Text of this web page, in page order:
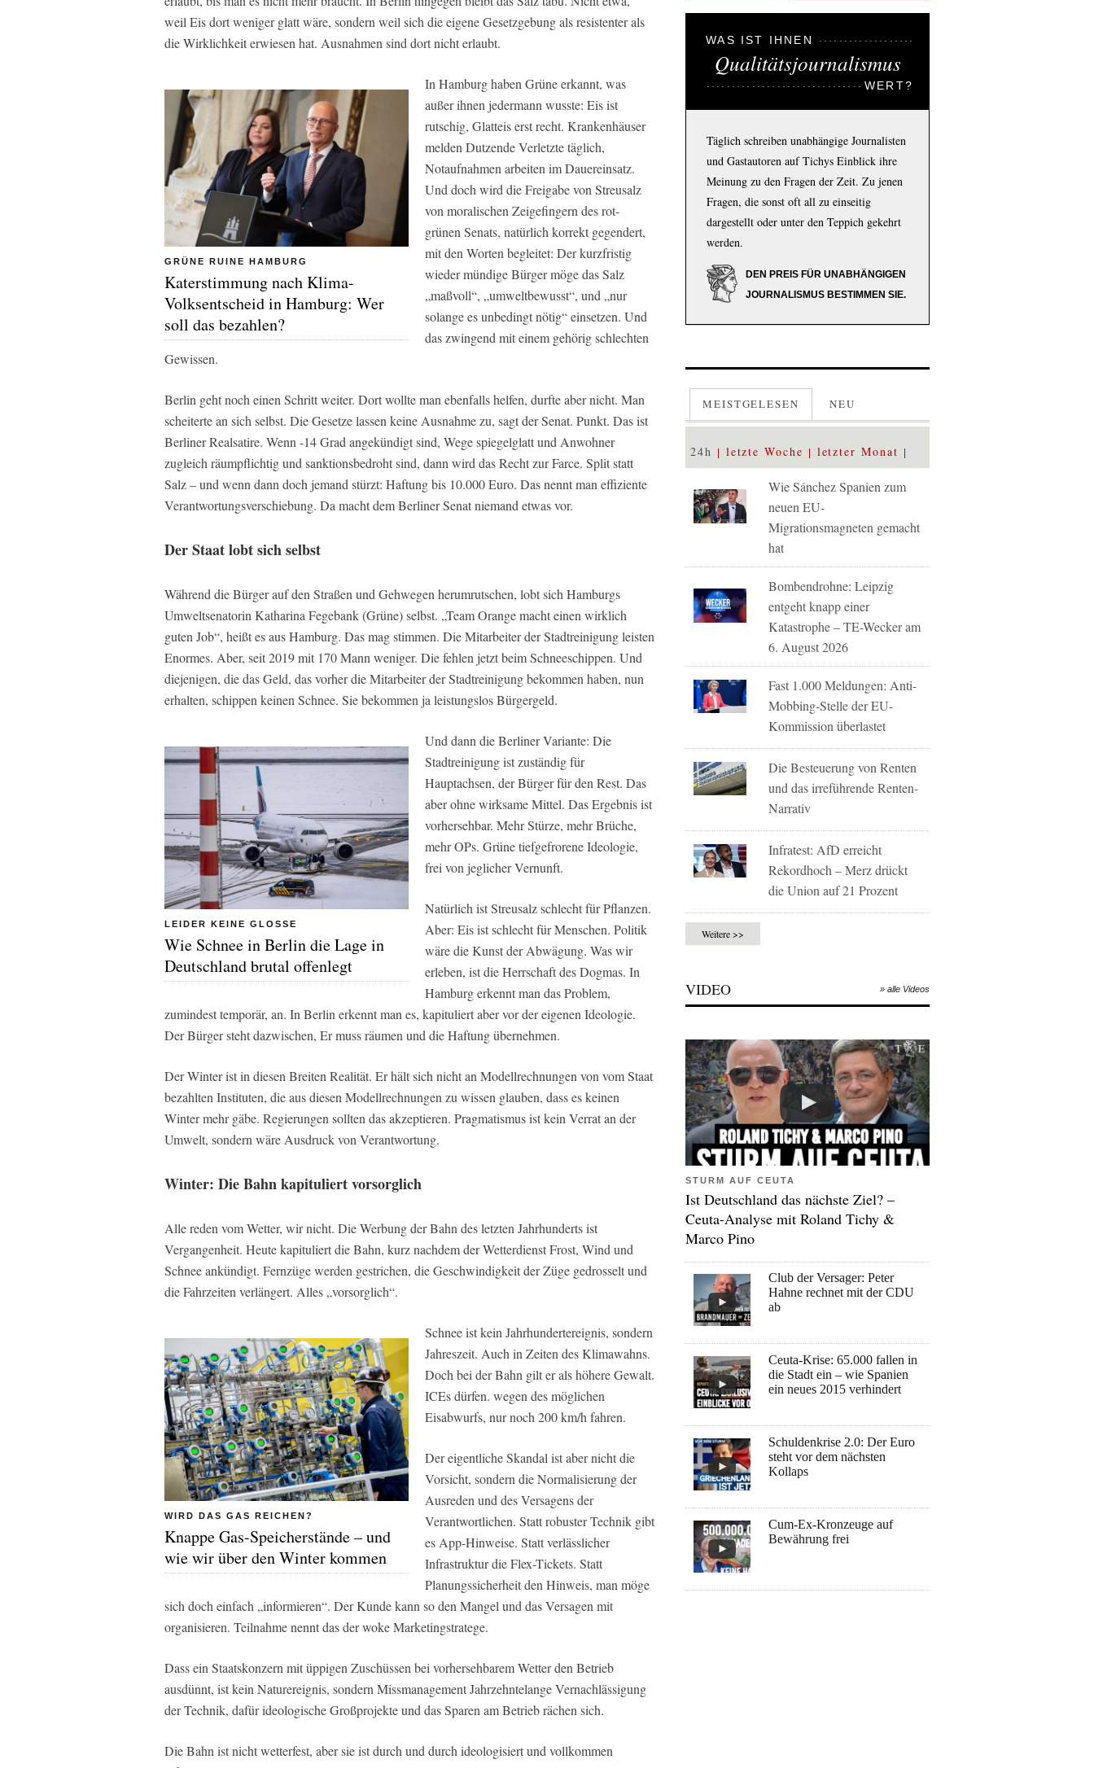
weil Eis dort weniger glatt wäre, sondern weil sich die eigene Gesetzgebung als resistenter als
die Wirklichkeit erwiesen hat. Ausnahmen sind dort nicht erlaubt.
GRÜNE RUINE HAMBURG
Katerstimmung nach Klima-
Volksentscheid in Hamburg: Wer
soll das bezahlen?
In Hamburg haben Grüne erkannt, was
außer ihnen jedermann wusste: Eis ist
rutschig, Glatteis erst recht. Krankenhäuser
melden Dutzende Verletzte täglich,
Notaufnahmen arbeiten im Dauereinsatz.
Und doch wird die Freigabe von Streusalz
von moralischen Zeigefingern des rot-
grünen Senats, natürlich korrekt gegendert,
mit den Worten begleitet: Der kurzfristig
wieder mündige Bürger möge das Salz
„maßvoll“, „umweltbewusst“, und „nur
solange es unbedingt nötig“ einsetzen. Und
das zwingend mit einem gehörig schlechten
Gewissen.
Berlin geht noch einen Schritt weiter. Dort wollte man ebenfalls helfen, durfte aber nicht. Man
scheiterte an sich selbst. Die Gesetze lassen keine Ausnahme zu, sagt der Senat. Punkt. Das ist
Berliner Realsatire. Wenn -14 Grad angekündigt sind, Wege spiegelglatt und Anwohner
zugleich räumpflichtig und sanktionsbedroht sind, dann wird das Recht zur Farce. Split statt
Salz – und wenn dann doch jemand stürzt: Haftung bis 10.000 Euro. Das nennt man effiziente
Verantwortungsverschiebung. Da macht dem Berliner Senat niemand etwas vor.
Der Staat lobt sich selbst
Während die Bürger auf den Straßen und Gehwegen herumrutschen, lobt sich Hamburgs
Umweltsenatorin Katharina Fegebank (Grüne) selbst. „Team Orange macht einen wirklich
guten Job“, heißt es aus Hamburg. Das mag stimmen. Die Mitarbeiter der Stadtreinigung leisten
Enormes. Aber, seit 2019 mit 170 Mann weniger. Die fehlen jetzt beim Schneeschippen. Und
diejenigen, die das Geld, das vorher die Mitarbeiter der Stadtreinigung bekommen haben, nun
erhalten, schippen keinen Schnee. Sie bekommen ja leistungslos Bürgergeld.
LEIDER KEINE GLOSSE
Wie Schnee in Berlin die Lage in
Deutschland brutal offenlegt
Und dann die Berliner Variante: Die
Stadtreinigung ist zuständig für
Hauptachsen, der Bürger für den Rest. Das
aber ohne wirksame Mittel. Das Ergebnis ist
vorhersehbar. Mehr Stürze, mehr Brüche,
mehr OPs. Grüne tiefgefrorene Ideologie,
frei von jeglicher Vernunft.
Natürlich ist Streusalz schlecht für Pflanzen.
Aber: Eis ist schlecht für Menschen. Politik
wäre die Kunst der Abwägung. Was wir
erleben, ist die Herrschaft des Dogmas. In
Hamburg erkennt man das Problem,
zumindest temporär, an. In Berlin erkennt man es, kapituliert aber vor der eigenen Ideologie.
Der Bürger steht dazwischen, Er muss räumen und die Haftung übernehmen.
Der Winter ist in diesen Breiten Realität. Er hält sich nicht an Modellrechnungen von vom Staat
bezahlten Instituten, die aus diesen Modellrechnungen zu wissen glauben, dass es keinen
Winter mehr gäbe. Regierungen sollten das akzeptieren. Pragmatismus ist kein Verrat an der
Umwelt, sondern wäre Ausdruck von Verantwortung.
Winter: Die Bahn kapituliert vorsorglich
Alle reden vom Wetter, wir nicht. Die Werbung der Bahn des letzten Jahrhunderts ist
Vergangenheit. Heute kapituliert die Bahn, kurz nachdem der Wetterdienst Frost, Wind und
Schnee ankündigt. Fernzüge werden gestrichen, die Geschwindigkeit der Züge gedrosselt und
die Fahrzeiten verlängert. Alles „vorsorglich“.
WIRD DAS GAS REICHEN?
Knappe Gas-Speicherstände – und
wie wir über den Winter kommen
Schnee ist kein Jahrhundertereignis, sondern
Jahreszeit. Auch in Zeiten des Klimawahns.
Doch bei der Bahn gilt er als höhere Gewalt.
ICEs dürfen. wegen des möglichen
Eisabwurfs, nur noch 200 km/h fahren.
Der eigentliche Skandal ist aber nicht die
Vorsicht, sondern die Normalisierung der
Ausreden und des Versagens der
Verantwortlichen. Statt robuster Technik gibt
es App-Hinweise. Statt verlässlicher
Infrastruktur die Flex-Tickets. Statt
Planungssicherheit den Hinweis, man möge
sich doch einfach „informieren“. Der Kunde kann so den Mangel und das Versagen mit
organisieren. Teilnahme nennt das der woke Marketingstratege.
Dass ein Staatskonzern mit üppigen Zuschüssen bei vorhersehbarem Wetter den Betrieb
ausdünnt, ist kein Naturereignis, sondern Missmanagement Jahrzehntelange Vernachlässigung
der Technik, dafür ideologische Großprojekte und das Sparen am Betrieb rächen sich.
Die Bahn ist nicht wetterfest, aber sie ist durch und durch ideologisiert und vollkommen
WAS IST IHNEN
Qualitätsjournalismus
WERT?
Täglich schreiben unabhängige Journalisten
und Gastautoren auf Tichys Einblick ihre
Meinung zu den Fragen der Zeit. Zu jenen
Fragen, die sonst oft all zu einseitig
dargestellt oder unter den Teppich gekehrt
werden.
DEN PREIS FÜR UNABHÄNGIGEN
JOURNALISMUS BESTIMMEN SIE.
MEISTGELESEN NEU
24h letzte Woche letzter Monat
Wie Sánchez Spanien zum
neuen EU-
Migrationsmagneten gemacht
hat
Bombendrohne: Leipzig
entgeht knapp einer
Katastrophe – TE-Wecker am
6. August 2026
Fast 1.000 Meldungen: Anti-
Mobbing-Stelle der EU-
Kommission überlastet
Die Besteuerung von Renten
und das irreführende Renten-
Narrativ
Infratest: AfD erreicht
Rekordhoch – Merz drückt
die Union auf 21 Prozent
Weitere >>
VIDEO » alle Videos
STURM AUF CEUTA
Ist Deutschland das nächste Ziel? –
Ceuta-Analyse mit Roland Tichy &
Marco Pino
Club der Versager: Peter
Hahne rechnet mit der CDU
ab
Ceuta-Krise: 65.000 fallen in
die Stadt ein – wie Spanien
ein neues 2015 verhindert
Schuldenkrise 2.0: Der Euro
steht vor dem nächsten
Kollaps
Cum-Ex-Kronzeuge auf
Bewährung frei